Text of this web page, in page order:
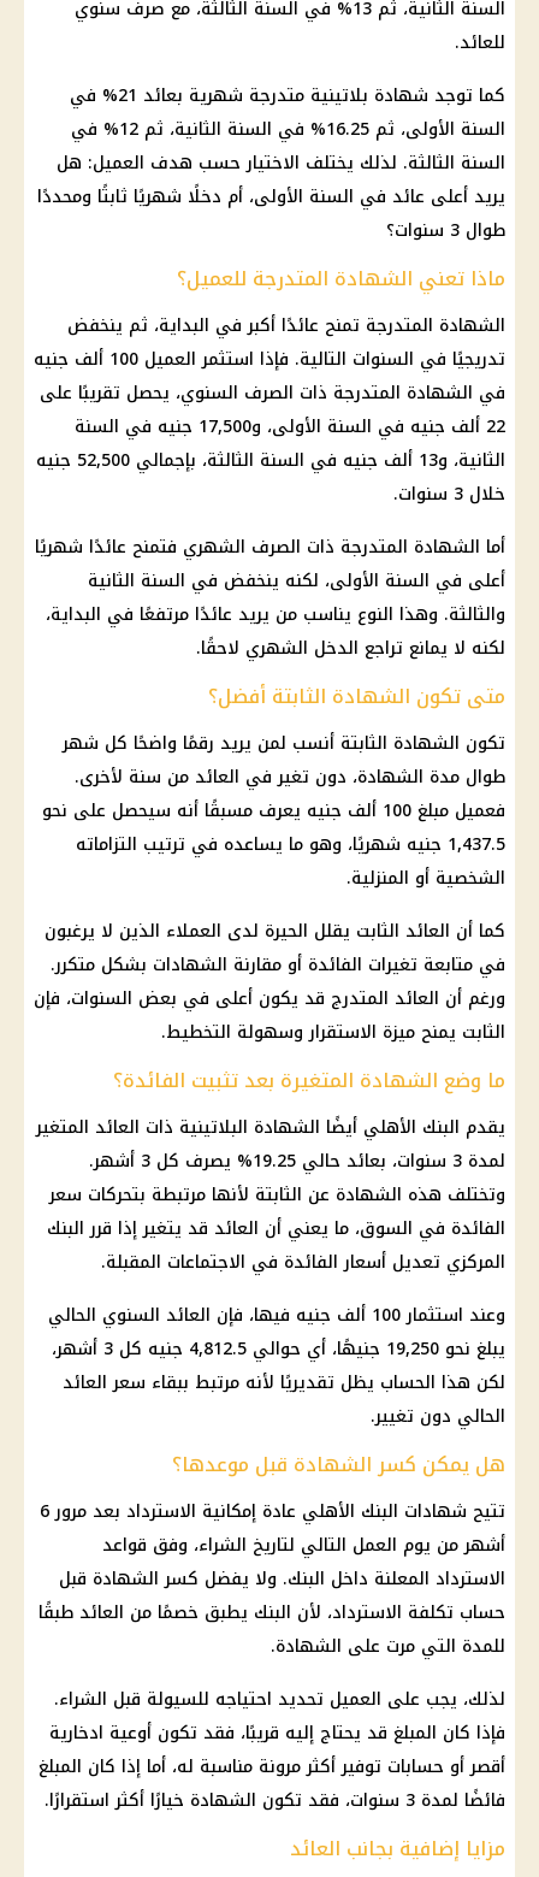
السنة الثانية، ثم 13% في السنة الثالثة، مع صرف سنوي
للعائد.
كما توجد شهادة بلاتينية متدرجة شهرية بعائد 21% في
السنة الأولى، ثم 16.25% في السنة الثانية، ثم 12% في
السنة الثالثة. لذلك يختلف الاختيار حسب هدف العميل: هل
يريد أعلى عائد في السنة الأولى، أم دخلًا شهريًا ثابتًا ومحددًا
طوال 3 سنوات؟
ماذا تعني الشهادة المتدرجة للعميل؟
الشهادة المتدرجة تمنح عائدًا أكبر في البداية، ثم ينخفض
تدريجيًا في السنوات التالية. فإذا استثمر العميل 100 ألف جنيه
في الشهادة المتدرجة ذات الصرف السنوي، يحصل تقريبًا على
22 ألف جنيه في السنة الأولى، و17,500 جنيه في السنة
الثانية، و13 ألف جنيه في السنة الثالثة، بإجمالي 52,500 جنيه
خلال 3 سنوات.
أما الشهادة المتدرجة ذات الصرف الشهري فتمنح عائدًا شهريًا
أعلى في السنة الأولى، لكنه ينخفض في السنة الثانية
والثالثة. وهذا النوع يناسب من يريد عائدًا مرتفعًا في البداية،
لكنه لا يمانع تراجع الدخل الشهري لاحقًا.
متى تكون الشهادة الثابتة أفضل؟
تكون الشهادة الثابتة أنسب لمن يريد رقمًا واضحًا كل شهر
طوال مدة الشهادة، دون تغير في العائد من سنة لأخرى.
فعميل مبلغ 100 ألف جنيه يعرف مسبقًا أنه سيحصل على نحو
1,437.5 جنيه شهريًا، وهو ما يساعده في ترتيب التزاماته
الشخصية أو المنزلية.
كما أن العائد الثابت يقلل الحيرة لدى العملاء الذين لا يرغبون
في متابعة تغيرات الفائدة أو مقارنة الشهادات بشكل متكرر.
ورغم أن العائد المتدرج قد يكون أعلى في بعض السنوات، فإن
الثابت يمنح ميزة الاستقرار وسهولة التخطيط.
ما وضع الشهادة المتغيرة بعد تثبيت الفائدة؟
يقدم البنك الأهلي أيضًا الشهادة البلاتينية ذات العائد المتغير
لمدة 3 سنوات، بعائد حالي 19.25% يصرف كل 3 أشهر.
وتختلف هذه الشهادة عن الثابتة لأنها مرتبطة بتحركات سعر
الفائدة في السوق، ما يعني أن العائد قد يتغير إذا قرر البنك
المركزي تعديل أسعار الفائدة في الاجتماعات المقبلة.
وعند استثمار 100 ألف جنيه فيها، فإن العائد السنوي الحالي
يبلغ نحو 19,250 جنيهًا، أي حوالي 4,812.5 جنيه كل 3 أشهر،
لكن هذا الحساب يظل تقديريًا لأنه مرتبط ببقاء سعر العائد
الحالي دون تغيير.
هل يمكن كسر الشهادة قبل موعدها؟
تتيح شهادات البنك الأهلي عادة إمكانية الاسترداد بعد مرور 6
أشهر من يوم العمل التالي لتاريخ الشراء، وفق قواعد
الاسترداد المعلنة داخل البنك. ولا يفضل كسر الشهادة قبل
حساب تكلفة الاسترداد، لأن البنك يطبق خصمًا من العائد طبقًا
للمدة التي مرت على الشهادة.
لذلك، يجب على العميل تحديد احتياجه للسيولة قبل الشراء.
فإذا كان المبلغ قد يحتاج إليه قريبًا، فقد تكون أوعية ادخارية
أقصر أو حسابات توفير أكثر مرونة مناسبة له، أما إذا كان المبلغ
فائضًا لمدة 3 سنوات، فقد تكون الشهادة خيارًا أكثر استقرارًا.
مزايا إضافية بجانب العائد